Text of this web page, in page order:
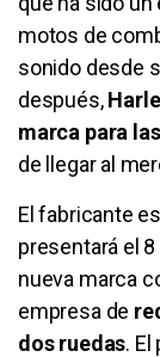
motos de
sonido desde
después,
marca para
de llegar al
El fabricante
presentará el
nueva marca
empresa de
dos ruedas.